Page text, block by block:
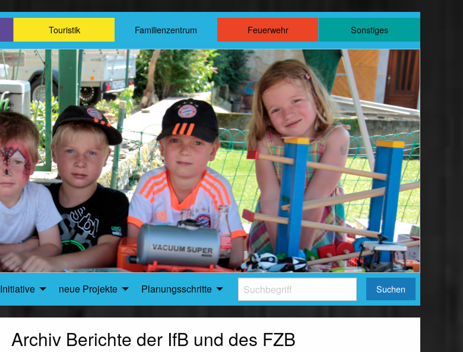
Touristik Familienzentrum Feuerwehr Sonstiges
Initiative neue Projekte Planungsschritte Suchen
Archiv Berichte der IfB und des FZB